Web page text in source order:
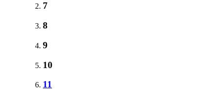
7
8
9
10
11